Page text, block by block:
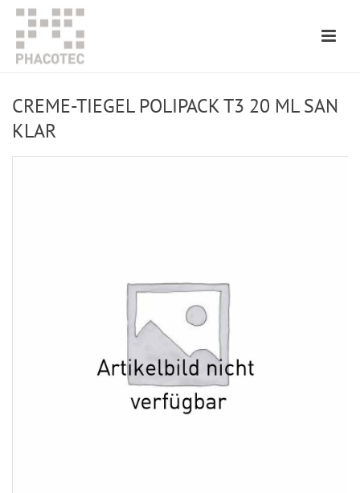
CREME-TIEGEL POLIPACK T3 20 ML SAN
KLAR